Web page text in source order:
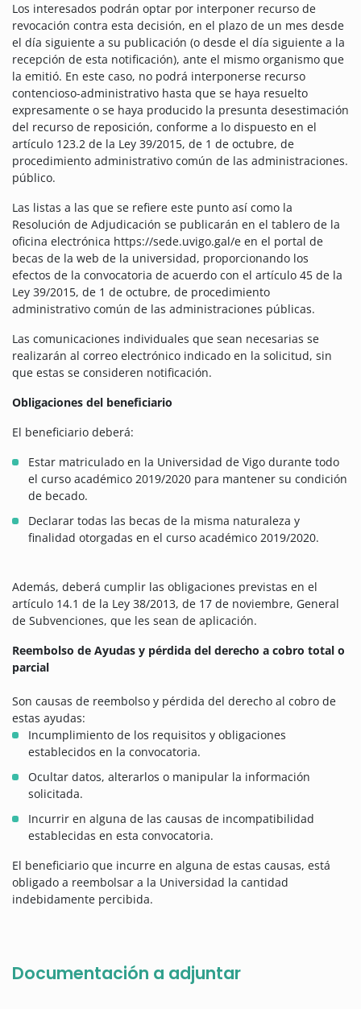
Los interesados ​​podrán optar por interponer recurso de
revocación contra esta decisión, en el plazo de un mes desde
el día siguiente a su publicación (o desde el día siguiente a la
recepción de esta notificación), ante el mismo organismo que
la emitió. En este caso, no podrá interponerse recurso
contencioso-administrativo hasta que se haya resuelto
expresamente o se haya producido la presunta desestimación
del recurso de reposición, conforme a lo dispuesto en el
artículo 123.2 de la Ley 39/2015, de 1 de octubre, de
procedimiento administrativo común de las administraciones.
público.
Las listas a las que se refiere este punto así como la
Resolución de Adjudicación se publicarán en el tablero de la
oficina electrónica https://sede.uvigo.gal/e en el portal de
becas de la web de la universidad, proporcionando los
efectos de la convocatoria de acuerdo con el artículo 45 de la
Ley 39/2015, de 1 de octubre, de procedimiento
administrativo común de las administraciones públicas.
Las comunicaciones individuales que sean necesarias se
realizarán al correo electrónico indicado en la solicitud, sin
que estas se consideren notificación.
Obligaciones del beneficiario
El beneficiario deberá:
Estar matriculado en la Universidad de Vigo durante todo
el curso académico 2019/2020 para mantener su condición
de becado.
Declarar todas las becas de la misma naturaleza y
finalidad otorgadas en el curso académico 2019/2020.
Además, deberá cumplir las obligaciones previstas en el
artículo 14.1 de la Ley 38/2013, de 17 de noviembre, General
de Subvenciones, que les sean de aplicación.
Reembolso de Ayudas y pérdida del derecho a cobro total o
parcial
Son causas de reembolso y pérdida del derecho al cobro de
estas ayudas:
Incumplimiento de los requisitos y obligaciones
establecidos en la convocatoria.
Ocultar datos, alterarlos o manipular la información
solicitada.
Incurrir en alguna de las causas de incompatibilidad
establecidas en esta convocatoria.
El beneficiario que incurre en alguna de estas causas, está
obligado a reembolsar a la Universidad la cantidad
indebidamente percibida.
Documentación a adjuntar